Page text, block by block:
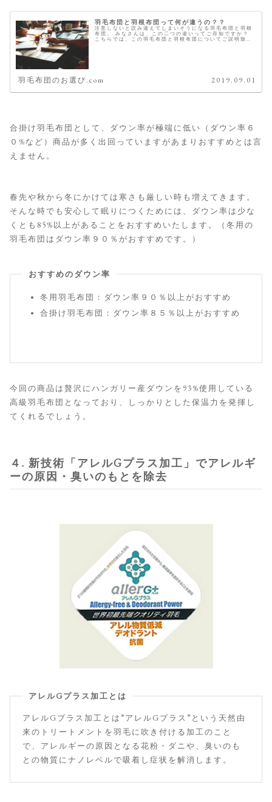
羽毛布団と羽根布団って何が違うの？？
注意しないと読み違えてしまいそうになる羽毛布団と羽根
布団。 みなさんは、この二つの違いってご存知ですか？
こちらでは、この羽毛布団と羽根布団についてご説明致し
羽毛布団のお選び.com 2019.09.01
合掛け羽毛布団として、ダウン率が極端に低い（ダウン率６
０%など）商品が多く出回っていますがあまりおすすめとは言
えません。
春先や秋から冬にかけては寒さも厳しい時も増えてきます。
そんな時でも安心して眠りにつくためには、ダウン率は少な
くとも85%以上があることをおすすめいたします。（冬用の
羽毛布団はダウン率９０％がおすすめです。）
おすすめのダウン率
冬用羽毛布団：ダウン率９０％以上がおすすめ
合掛け羽毛布団：ダウン率８５％以上がおすすめ
今回の商品は贅沢にハンガリー産ダウンを93%使用している
高級羽毛布団となっており、しっかりとした保温力を発揮し
てくれるでしょう。
４. 新技術「アレルGプラス加工」でアレルギ
ーの原因・臭いのもとを除去
アレルGプラス加工とは
アレルGプラス加工とは”アレルGプラス”という天然由
来のトリートメントを羽毛に吹き付ける加工のこと
で、アレルギーの原因となる花粉・ダニや、臭いのも
との物質にナノレベルで吸着し症状を解消します。